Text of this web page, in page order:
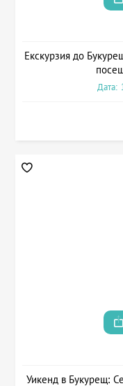
Екскурзия до
Дата:
Уикенд в Букурещ: